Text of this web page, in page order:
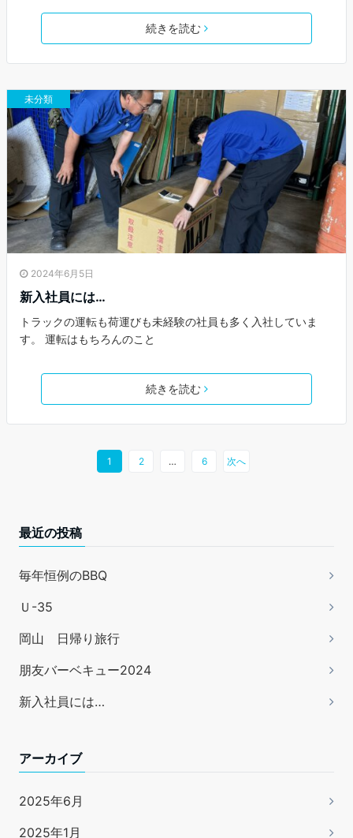
続きを読む
未分類
2024年6月5日
新入社員には…
トラックの運転も荷運びも未経験の社員も多く入社していま
す。 運転はもちろんのこと
続きを読む
1 2 … 6 次へ
最近の投稿
毎年恒例のBBQ
Ｕ-35
岡山 日帰り旅行
朋友バーベキュー2024
新入社員には…
アーカイブ
2025年6月
2025年1月